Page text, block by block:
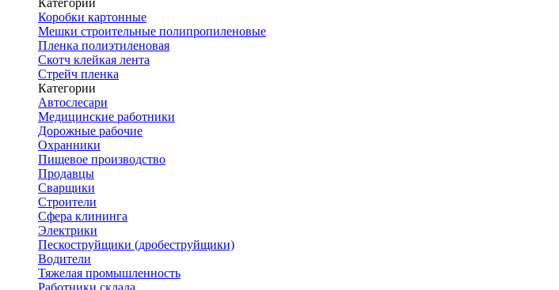
Категории
Коробки картонные
Мешки строительные полипропиленовые
Пленка полиэтиленовая
Скотч клейкая лента
Стрейч пленка
Категории
Автослесари
Медицинские работники
Дорожные рабочие
Охранники
Пищевое производство
Продавцы
Сварщики
Строители
Сфера клининга
Электрики
Пескоструйщики (дробеструйщики)
Водители
Тяжелая промышленность
Работники склада